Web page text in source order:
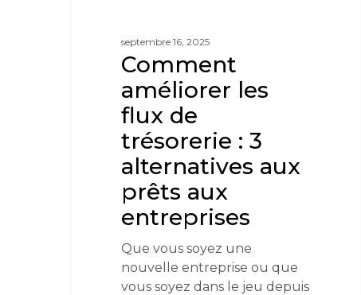
septembre 16, 2025
Comment
améliorer les
flux de
trésorerie : 3
alternatives aux
prêts aux
entreprises
Que vous soyez une
nouvelle entreprise ou que
vous soyez dans le jeu depuis